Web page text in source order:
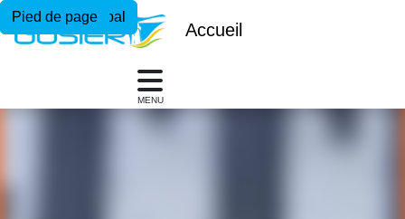
Menu principal
Contenu principal
Pied de page
Accueil
MENU